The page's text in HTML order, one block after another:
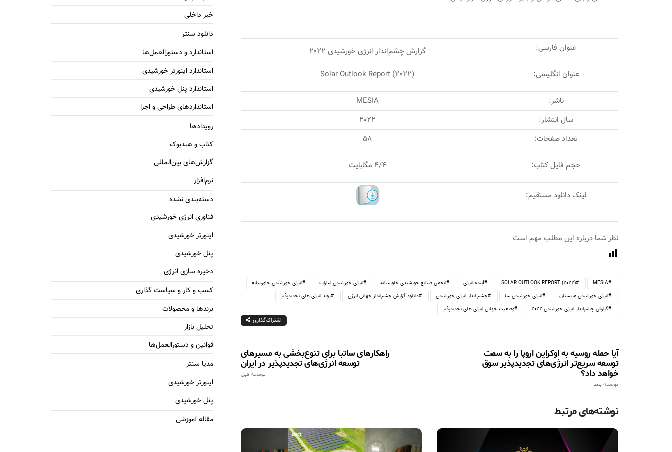
عنوان فارسی:
گزارش چشم‌انداز انرژی خورشیدی ۲۰۲۲
عنوان انگلیسی:
Solar Outlook Report (2022)
ناشر:
MESIA
سال انتشار:
۲۰۲۲
تعداد صفحات:
۵۸
حجم فایل کتاب: ۴/۴ مگابایت
لینک دانلود مستقیم:
نظر شما درباره این مطلب مهم است
MESIA
SOLAR OUTLOOK REPORT (2022) آینده انرژی انجمن صنایع خورشیدی خاورمیانه انرژی خورشیدی امارات
انرژی خورشیدی خاورمیانه
انرژی خورشیدی عربستان
انرژی خورشیدی منا چشم انداز انرژی خورشیدی دانلود گزارش چشم‌انداز جهانی انرژی
روند انرژی های تجدیدپذیر
گزارش چشم‌انداز انرژی خورشیدی 2022
وضعیت جهانی انرژی های تجدیدپذیر
اشتراک‌گذاری
راهكارهای ساتبا برای تنوع‌بخشی به مسیرهای
توسعه انرژی‌های تجدیدپذیر در ایران
نوشته قبل
آیا حمله روسیه به اوکراین اروپا را به سمت
توسعه سریع‌تر انرژی‌های تجدیدپذیر سوق
خواهد داد؟
نوشته بعد
نوشته‌های مرتبط
خبر داخلی
دانلود سنتر
استاندارد و دستورالعمل‌ها
استاندارد اینورتر خورشیدی
استاندارد پنل خورشیدی
استانداردهای طراحی و اجرا
رویدادها
کتاب و هندبوک
گزارش‌های بین‌المللی
نرم‌افزار
دسته‌بندی نشده
فناوری انرژی خورشیدی
اینورتر خورشیدی
پنل خورشیدی
ذخیره سازی انرژی
کسب و کار و سیاست گذاری
برندها و محصولات
تحلیل بازار
قوانین و دستورالعمل‌ها
مدیا سنتر
اینورتر خورشیدی
پنل خورشیدی
مقاله آموزشی